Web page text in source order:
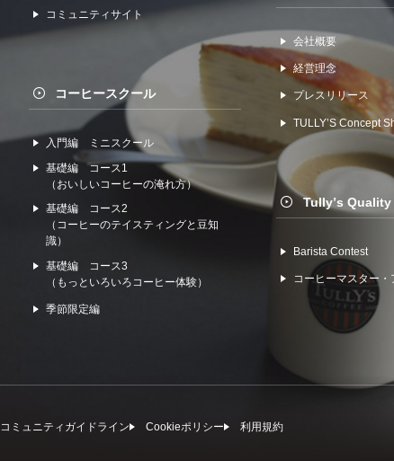
コミュニティサイト
コーヒースクール
入門編 ミニスクール
基礎編 コース1
（おいしいコーヒーの淹れ方）
基礎編 コース2
（コーヒーのテイスティングと豆知
識）
基礎編 コース3
（もっといろいろコーヒー体験）
季節限定編
会社概要
経営理念
プレスリリース
TULLYʼS Concept
Tullyʼs Quality
Barista Contest
コーヒーマスター
コミュニティガイドライン Cookieポリシー 利⽤規約